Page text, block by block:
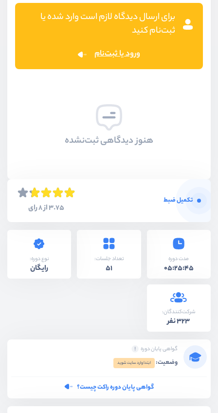
برای ارسال دیدگاه لازم است وارد شده یا
ثبت‌نام کنید
ورود یا ثبت‌نام
هنوز دیدگاهی ثبت‌نشده
تکمیل ضبط
3.75 از 8 رای
مدت دوره
05:25:45
تعداد جلسات:
51
نوع دوره:
رایگان
شرکت‌کنندگان:
323 نفر
گواهی پایان دوره
وضعیت: ابتدا وارد سایت شوید
گواهی پایان دوره راکت چیست؟